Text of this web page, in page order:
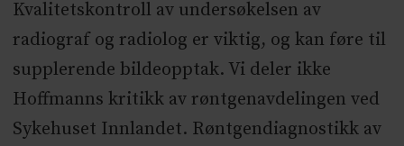
Kvalitetskontroll av undersøkelsen av
radiograf og radiolog er viktig, og kan føre til
supplerende bildeopptak. Vi deler ikke
Hoffmanns kritikk av røntgenavdelingen ved
Sykehuset Innlandet. Røntgendiagnostikk av